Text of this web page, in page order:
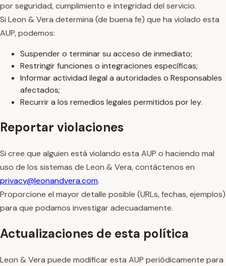
por seguridad, cumplimiento e integridad del servicio.
Si Leon & Vera determina (de buena fe) que ha violado esta
AUP, podemos:
Suspender o terminar su acceso de inmediato;
Restringir funciones o integraciones específicas;
Informar actividad ilegal a autoridades o Responsables
afectados;
Recurrir a los remedios legales permitidos por ley.
Reportar violaciones
Si cree que alguien está violando esta AUP o haciendo mal
uso de los sistemas de Leon & Vera, contáctenos en
privacy@leonandvera.com.
Proporcione el mayor detalle posible (URLs, fechas, ejemplos)
para que podamos investigar adecuadamente.
Actualizaciones de esta política
Leon & Vera puede modificar esta AUP periódicamente para